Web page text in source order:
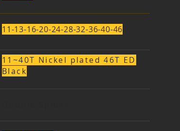
11-13-16-20-24-28-32-36-40-46
11~40T Nickel plated 46T ED
Black